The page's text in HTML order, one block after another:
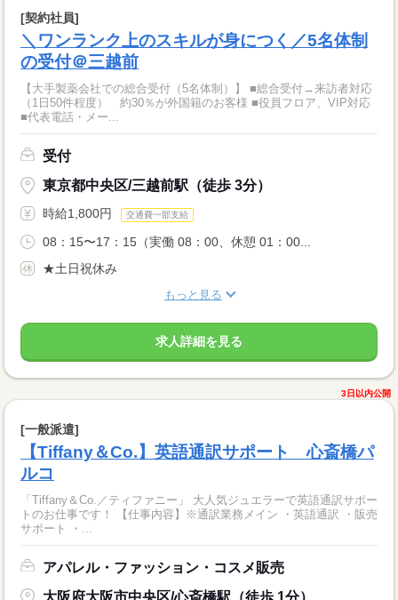
[契約社員]
＼ワンランク上のスキルが身につく／5名体制
の受付＠三越前
【大手製薬会社での総合受付（5名体制）】 ■総合受付→来訪者対応
（1日50件程度） 約30％が外国籍のお客様 ■役員フロア、VIP対応
■代表電話・メー...
受付
東京都中央区/三越前駅（徒歩 3分）
時給1,800円 交通費一部支給
08：15〜17：15（実働 08：00、休憩 01：00...
★土日祝休み
もっと見る
求人詳細を見る
3日以内公開
[一般派遣]
【Tiffany＆Co.】英語通訳サポート 心斎橋パ
ルコ
「Tiffany＆Co.／ティファニー」 大人気ジュエラーで英語通訳サポー
トのお仕事です！ 【仕事内容】※通訳業務メイン ・英語通訳 ・販売
サポート ・...
アパレル・ファッション・コスメ販売
大阪府大阪市中央区/心斎橋駅（徒歩 1分）